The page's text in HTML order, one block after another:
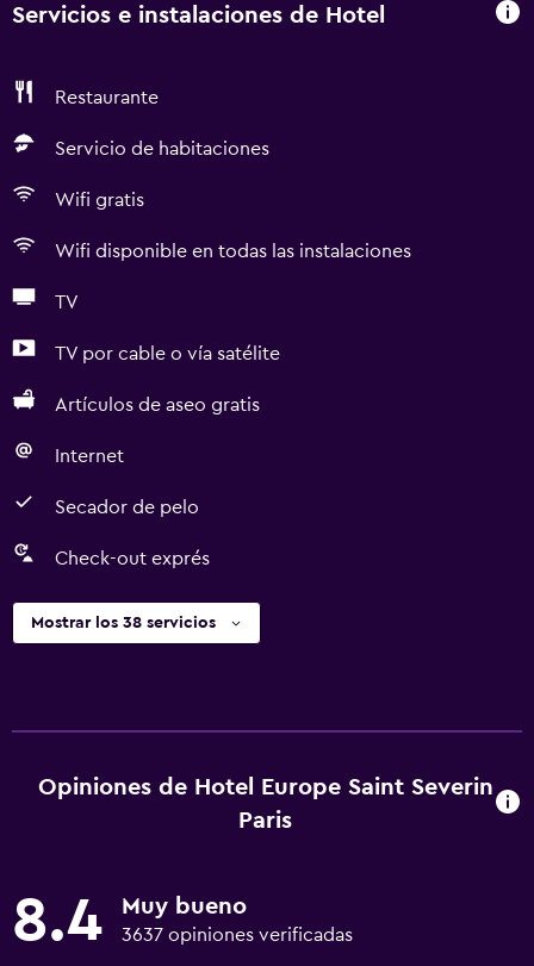
Servicios e instalaciones de Hotel
Restaurante
Servicio de habitaciones
Wifi gratis
Wifi disponible en todas las instalaciones
TV
TV por cable o vía satélite
Artículos de aseo gratis
Internet
Secador de pelo
Check-out exprés
Mostrar los 38 servicios
Opiniones de Hotel Europe Saint Severin
Paris
8.4 Muy bueno
3637 opiniones verificadas